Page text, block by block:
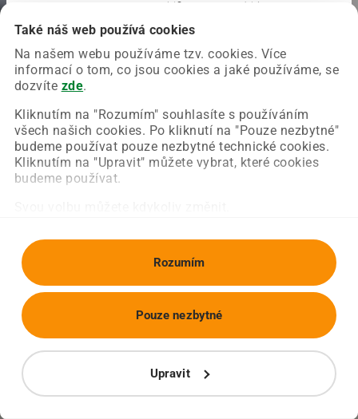
Také náš web používá cookies
Na našem webu používáme tzv. cookies. Více
informací o tom, co jsou cookies a jaké používáme, se
dozvíte zde.
Kliknutím na "Rozumím" souhlasíte s používáním
všech našich cookies. Po kliknutí na "Pouze nezbytné"
budeme používat pouze nezbytné technické cookies.
Kliknutím na "Upravit" můžete vybrat, které cookies
budeme používat.
Rozumím
Upravit
Pouze nezbytné
Chyba nastala na naší straně a už ji opravujeme.
Zkuste prosím znovu načíst požadovanou stránku.
Obnovit stránku Úvodní strana